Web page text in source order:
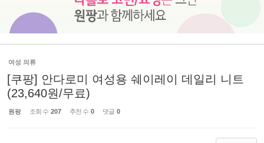
여성 의류
[쿠팡] 안다로미 여성용 쉐이레이 데일리 니트
(23,640원/무료)
원팡 조회 수 207 추천 수 0 댓글 0